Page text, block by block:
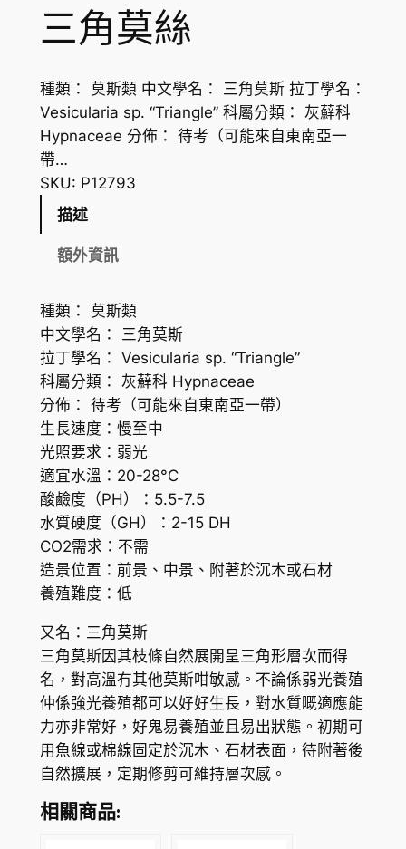
三角莫絲
種類： 莫斯類 中文學名： 三角莫斯 拉丁學名：
Vesicularia sp. “Triangle” 科屬分類： 灰蘚科
Hypnaceae 分佈： 待考（可能來自東南亞一
帶…
SKU: P12793
描述
額外資訊
種類： 莫斯類
中文學名： 三角莫斯
拉丁學名： Vesicularia sp. “Triangle”
科屬分類： 灰蘚科 Hypnaceae
分佈： 待考（可能來自東南亞一帶）
生長速度：慢至中
光照要求：弱光
適宜水溫：20-28°C
酸鹼度（PH）：5.5-7.5
水質硬度（GH）：2-15 DH
CO2需求：不需
造景位置：前景、中景、附著於沉木或石材
養殖難度：低
又名：三角莫斯
三角莫斯因其枝條自然展開呈三角形層次而得
名，對高溫冇其他莫斯咁敏感。不論係弱光養殖
仲係強光養殖都可以好好生長，對水質嘅適應能
力亦非常好，好鬼易養殖並且易出狀態。初期可
用魚線或棉線固定於沉木、石材表面，待附著後
自然擴展，定期修剪可維持層次感。
相關商品: